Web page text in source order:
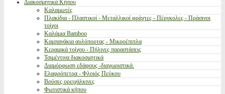
Διακοσμητικά Κήπου
Καλαμωτές
Πλακίδια - Πλαστικοί - Μεταλλικοί φράχτες - Πέργκολες - Πράσινοι
τοίχοι
Καλάμια Bamboo
Καμπανάκια αυλόπορτας - Μικροέπιπλα
Κεραμικά τοίχου - Πήλινες παραστάσεις
Τσιμέντινα διακοσμητικά
Διαμόρφωση εδάφους -διαχωριστικά.
Ελαφρόπετρα - Φλοιός Πεύκου
Βρύσες ορειχάλκινες
Φωτιστικά κήπου